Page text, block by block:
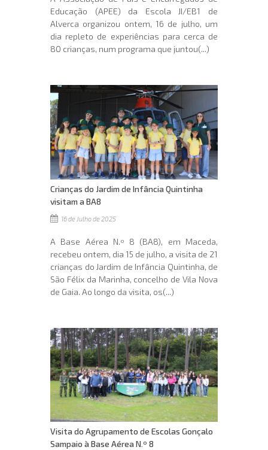
Educação (APEE) da Escola JI/EB1 de
Alverca organizou ontem, 16 de julho, um
dia repleto de experiências para cerca de
80 crianças, num programa que juntou(...)
Crianças do Jardim de Infância Quintinha
visitam a BA8
16 de Julho de 2025
A Base Aérea N.º 8 (BA8), em Maceda,
recebeu ontem, dia 15 de julho, a visita de 21
crianças do Jardim de Infância Quintinha, de
São Félix da Marinha, concelho de Vila Nova
de Gaia. Ao longo da visita, os(...)
Visita do Agrupamento de Escolas Gonçalo
Sampaio à Base Aérea N.º 8